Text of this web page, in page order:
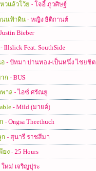
วแล้วโว้ย - โจอี้ ภูวศิษฐ์
นนฟ้าดิน- หญิง ธิติกานต์
Bieber
- Illslick Feat. SouthSide
- ปัทมา ปานทอง-เป็นหนึ่ง ไชยชิต
ก - BUS
าล - ไอซ์ ศรัณยู
- Mild (มายด์)
- Ongsa Theethuch
- สุนารี ราชสีมา
ยง- 25 Hours
ใหม่ เจริญปุระ